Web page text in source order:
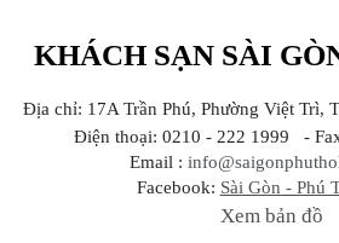
KHÁCH SẠN SÀI
Địa chỉ: 17A Trần Phú, Phường Việt Trì,
Điện thoại: 0210 - 222 1999 -
Email :
Facebook: Sài Gòn - Phú
Xem bản đồ